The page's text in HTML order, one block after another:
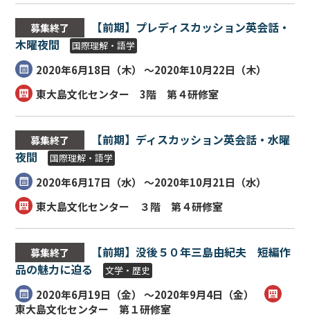
募集終了
【前期】プレディスカッション英会話・
木曜夜間
国際理解・語学
2020年6月18日（木） ～2020年10月22日（木）
東大島文化センター 3階 第４研修室
募集終了
【前期】ディスカッション英会話・水曜
夜間
国際理解・語学
2020年6月17日（水） ～2020年10月21日（水）
東大島文化センター ３階 第４研修室
募集終了
【前期】没後５０年三島由紀夫 短編作
品の魅力に迫る
文学・歴史
2020年6月19日（金） ～2020年9月4日（金）
東大島文化センター 第１研修室